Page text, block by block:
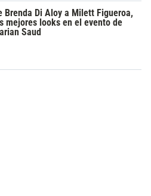
Brenda Di Aloy a Milett Figueroa,
mejores looks en el evento de
Saud